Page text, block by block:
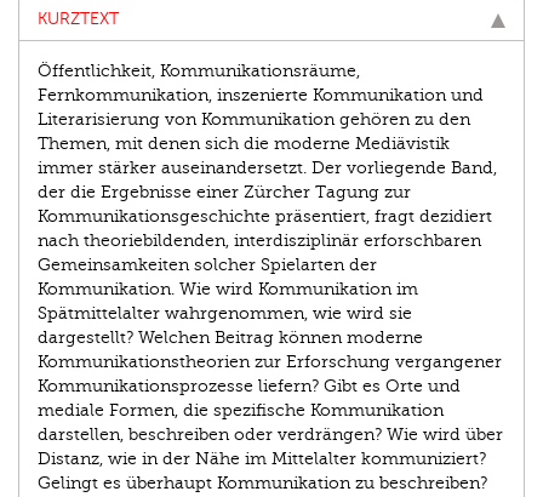
KURZTEXT
Öffentlichkeit, Kommunikationsräume,
Fernkommunikation, inszenierte Kommunikation und
Literarisierung von Kommunikation gehören zu den
Themen, mit denen sich die moderne Mediävistik
immer stärker auseinandersetzt. Der vorliegende Band,
der die Ergebnisse einer Zürcher Tagung zur
Kommunikationsgeschichte präsentiert, fragt dezidiert
nach theoriebildenden, interdisziplinär erforschbaren
Gemeinsamkeiten solcher Spielarten der
Kommunikation. Wie wird Kommunikation im
Spätmittelalter wahrgenommen, wie wird sie
dargestellt? Welchen Beitrag können moderne
Kommunikationstheorien zur Erforschung vergangener
Kommunikationsprozesse liefern? Gibt es Orte und
mediale Formen, die spezifische Kommunikation
darstellen, beschreiben oder verdrängen? Wie wird über
Distanz, wie in der Nähe im Mittelalter kommuniziert?
Gelingt es überhaupt Kommunikation zu beschreiben?